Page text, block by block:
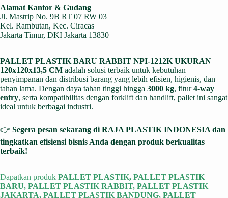
Alamat Kantor & Gudang
Jl. Mastrip No. 9B RT 07 RW 03
Kel. Rambutan, Kec. Ciracas
Jakarta Timur, DKI Jakarta 13830
PALLET PLASTIK BARU RABBIT NPI-1212K UKURAN
120x120x13,5 CM adalah solusi terbaik untuk kebutuhan
penyimpanan dan distribusi barang yang lebih efisien, higienis, dan
tahan lama. Dengan daya tahan tinggi hingga 3000 kg, fitur4-way
entry, serta kompatibilitas dengan forklift dan handlift, pallet ini sangat
ideal untuk berbagai industri.
👉 Segera pesan sekarang di RAJA PLASTIK INDONESIA dan
tingkatkan efisiensi bisnis Anda dengan produk berkualitas
terbaik!
Dapatkan produk PALLET PLASTIK, PALLET PLASTIK
BARU, PALLET PLASTIK RABBIT, PALLET PLASTIK
JAKARTA, PALLET PLASTIK BANDUNG, PALLET